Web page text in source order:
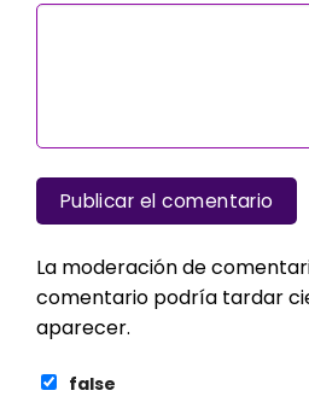
La moderación de
comentario podría tardar
aparecer.
false